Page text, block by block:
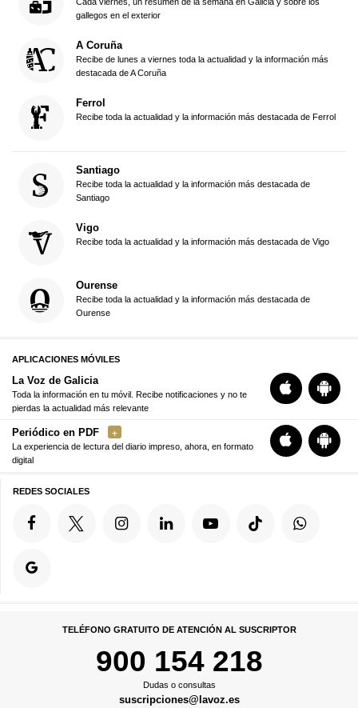
gallegos en el exterior
A Coruña
Recibe de lunes a viernes toda la actualidad y la información más
destacada de A Coruña
Ferrol
Recibe toda la actualidad y la información más destacada de Ferrol
Santiago
Recibe toda la actualidad y la información más destacada de
Santiago
Vigo
Recibe toda la actualidad y la información más destacada de Vigo
Ourense
Recibe toda la actualidad y la información más destacada de
Ourense
APLICACIONES MÓVILES
La Voz de Galicia
Toda la información en tu móvil. Recibe notificaciones y no te
pierdas la actualidad más relevante
Periódico en PDF
La experiencia de lectura del diario impreso, ahora, en formato
digital
REDES SOCIALES
TELÉFONO GRATUITO DE ATENCIÓN AL SUSCRIPTOR
900 154 218
Dudas o consultas
suscripciones@lavoz.es